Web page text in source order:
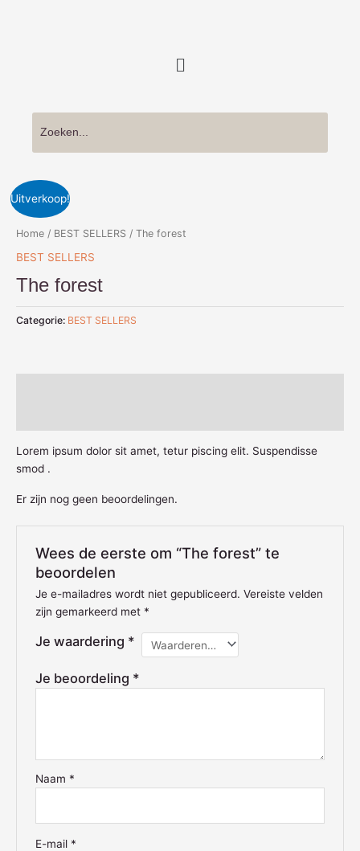
Menu
Uitverkoop!
Home / BEST SELLERS / The forest
BEST SELLERS
The forest
Categorie: BEST SELLERS
Lorem ipsum dolor sit amet, tetur piscing elit. Suspendisse
smod .
Er zijn nog geen beoordelingen.
Wees de eerste om “The forest” te
beoordelen
Je e-mailadres wordt niet gepubliceerd. Vereiste velden
zijn gemarkeerd met *
Je waardering *
Je beoordeling *
Naam *
E-mail *